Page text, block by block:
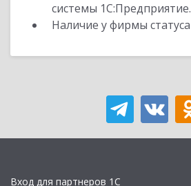
системы 1С:Предприятие.
Наличие у фирмы статуса
Вход для партнеров 1С